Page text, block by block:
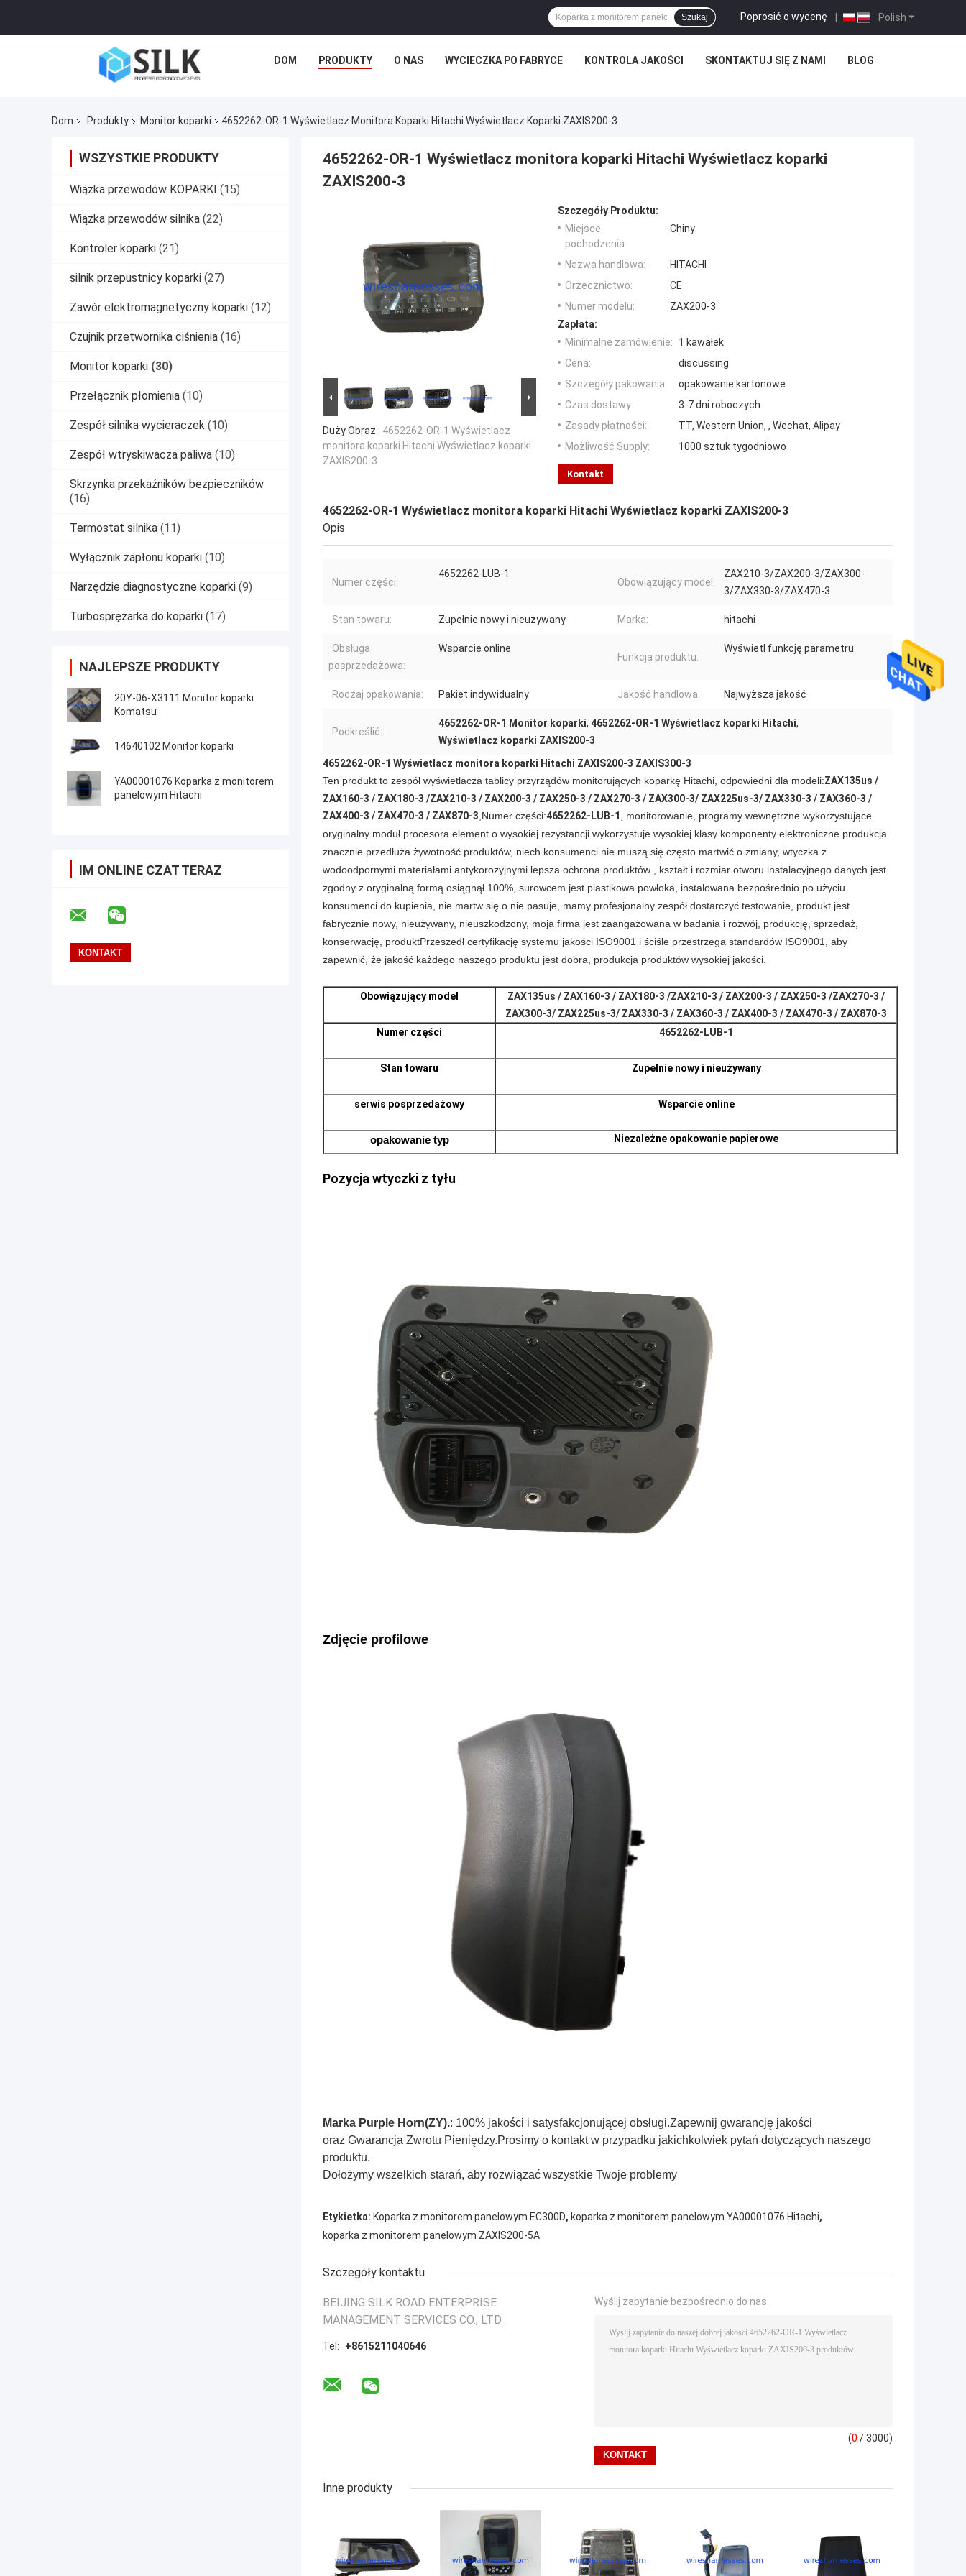
Polish
Poprosić o wycenę |
Szukaj
DOM PRODUKTY O NAS WYCIECZKA PO FABRYCE KONTROLA JAKOŚCI SKONTAKTUJ SIĘ Z NAMI BLOG
Dom Produkty Monitor koparki 4652262-OR-1 Wyświetlacz Monitora Koparki Hitachi Wyświetlacz Koparki ZAXIS200-3
WSZYSTKIE PRODUKTY
Wiązka przewodów KOPARKI (15)
Wiązka przewodów silnika (22)
Kontroler koparki (21)
silnik przepustnicy koparki (27)
Zawór elektromagnetyczny koparki (12)
Czujnik przetwornika ciśnienia (16)
Monitor koparki (30)
Przełącznik płomienia (10)
Zespół silnika wycieraczek (10)
Zespół wtryskiwacza paliwa (10)
Skrzynka przekaźników bezpieczników
(16)
Termostat silnika (11)
Wyłącznik zapłonu koparki (10)
Narzędzie diagnostyczne koparki (9)
Turbosprężarka do koparki (17)
NAJLEPSZE PRODUKTY
20Y-06-X3111 Monitor koparki
Komatsu
14640102 Monitor koparki
YA00001076 Koparka z monitorem
panelowym Hitachi
IM ONLINE CZAT TERAZ
4652262-OR-1 Wyświetlacz monitora koparki Hitachi Wyświetlacz koparki
ZAXIS200-3
Duży Obraz : 4652262-OR-1 Wyświetlacz
monitora koparki Hitachi Wyświetlacz koparki
ZAXIS200-3
Szczegóły Produktu:
Miejsce
pochodzenia:
Chiny
Nazwa handlowa:
HITACHI
Orzecznictwo:
CE
Numer modelu:
ZAX200-3
Zapłata:
Minimalne zamówienie:
1 kawałek
Cena:
discussing
Szczegóły pakowania:
opakowanie kartonowe
Czas dostawy:
3-7 dni roboczych
Zasady płatności:
TT, Western Union, , Wechat, Alipay
Możliwość Supply:
1000 sztuk tygodniowo
Kontakt
4652262-OR-1 Wyświetlacz monitora koparki Hitachi Wyświetlacz koparki ZAXIS200-3
Opis
Numer części:
4652262-LUB-1
Obowiązujący model:
ZAX210-3/ZAX200-3/ZAX300-
3/ZAX330-3/ZAX470-3
Stan towaru: Zupełnie nowy i nieużywany Marka: hitachi
Obsługa
posprzedażowa:
Wsparcie online
Funkcja produktu:
Wyświetl funkcję parametru
Rodzaj opakowania: Pakiet indywidualny Jakość handlowa: Najwyższa jakość
Podkreślić:
4652262-OR-1 Monitor koparki, 4652262-OR-1 Wyświetlacz koparki Hitachi,
Wyświetlacz koparki ZAXIS200-3
4652262-OR-1 Wyświetlacz monitora koparki Hitachi ZAXIS200-3 ZAXIS300-3
Ten produkt to zespół wyświetlacza tablicy przyrządów monitorujących koparkę Hitachi, odpowiedni dla modeli:ZAX135us /
ZAX160-3 / ZAX180-3 /ZAX210-3 / ZAX200-3 / ZAX250-3 / ZAX270-3 / ZAX300-3/ ZAX225us-3/ ZAX330-3 / ZAX360-3 /
ZAX400-3 / ZAX470-3 / ZAX870-3,Numer części:4652262-LUB-1 , monitorowanie, programy wewnętrzne wykorzystujące
oryginalny moduł procesora element o wysokiej rezystancji wykorzystuje wysokiej klasy komponenty elektroniczne produkcja
znacznie przedłuża żywotność produktów, niech konsumenci nie muszą się często martwić o zmiany, wtyczka z
wodoodpornymi materiałami antykorozyjnymi lepsza ochrona produktów , kształt i rozmiar otworu instalacyjnego danych jest
zgodny z oryginalną formą osiągnął 100%, surowcem jest plastikowa powłoka, instalowana bezpośrednio po użyciu
konsumenci do kupienia, nie martw się o nie pasuje, mamy profesjonalny zespół dostarczyć testowanie, produkt jest
fabrycznie nowy, nieużywany, nieuszkodzony, moja firma jest zaangażowana w badania i rozwój, produkcję, sprzedaż,
konserwację, produktPrzeszedł certyfikację systemu jakości ISO9001 i ściśle przestrzega standardów ISO9001, aby
zapewnić, że jakość każdego naszego produktu jest dobra, produkcja produktów wysokiej jakości.
Obowiązujący model ZAX135us / ZAX160-3 / ZAX180-3 /ZAX210-3 / ZAX200-3 / ZAX250-3 /ZAX270-3 /
ZAX300-3/ ZAX225us-3/ ZAX330-3 / ZAX360-3 / ZAX400-3 / ZAX470-3 / ZAX870-3
Numer części
4652262-LUB-1
Stan towaru Zupełnie nowy i nieużywany
serwis posprzedażowy Wsparcie online
opakowanie typ Niezależne opakowanie papierowe
Pozycja wtyczki z tyłu
Zdjęcie profilowe
Marka Purple Horn(ZY).: 100% jakości i satysfakcjonującej obsługi.Zapewnij gwarancję jakości
oraz Gwarancja Zwrotu Pieniędzy.Prosimy o kontakt w przypadku jakichkolwiek pytań dotyczących naszego
produktu.
Dołożymy wszelkich starań, aby rozwiązać wszystkie Twoje problemy
Etykietka: Koparka z monitorem panelowym EC300D, koparka z monitorem panelowym YA00001076 Hitachi,
koparka z monitorem panelowym ZAXIS200-5A
Szczegóły kontaktu
BEIJING SILK ROAD ENTERPRISE
MANAGEMENT SERVICES CO., LTD.
Tel: +8615211040646
Wyślij zapytanie bezpośrednio do nas
(0 / 3000)
Inne produkty